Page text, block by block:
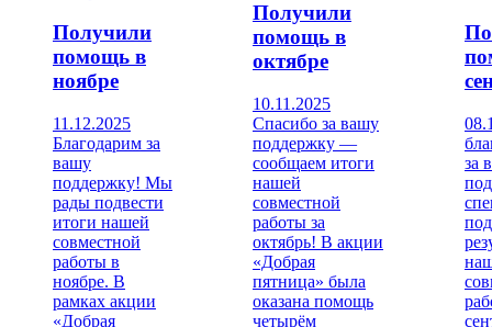
Получили
помощь в
ноябре
11.12.2025
Благодарим за
вашу
поддержку! Мы
рады подвести
итоги нашей
совместной
работы в
ноябре. В
рамках акции
«Добрая
Получили
помощь в
октябре
10.11.2025
Спасибо за вашу
поддержку —
сообщаем итоги
нашей
совместной
работы за
октябрь! В акции
«Добрая
пятница» была
оказана помощь
четырём
за